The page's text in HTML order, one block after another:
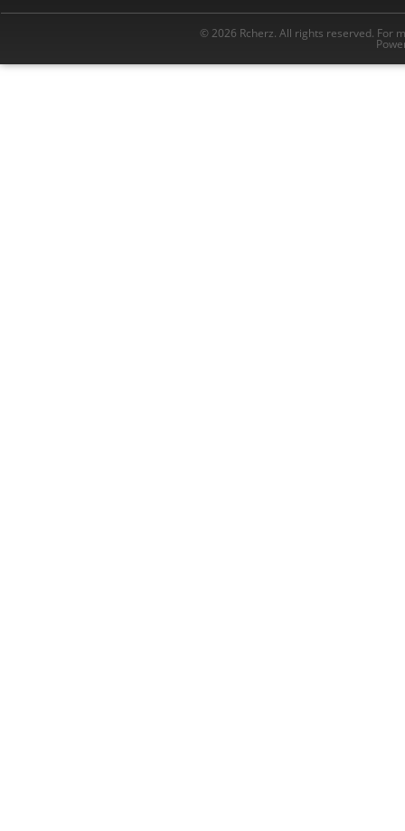
© 2026 Rcherz. All rights reserved. For